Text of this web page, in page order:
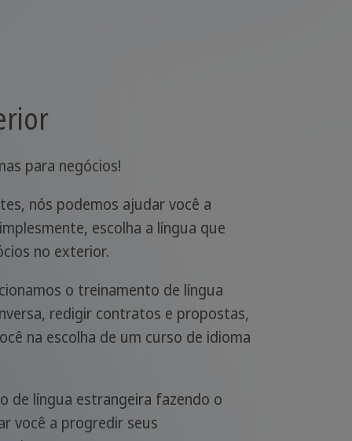
para negócios!
nós podemos ajudar você a
escolha a língua que
no exterior.
o treinamento de língua
redigir contratos e propostas,
na escolha de um curso de idioma
de língua estrangeira fazendo o
você a progredir seus